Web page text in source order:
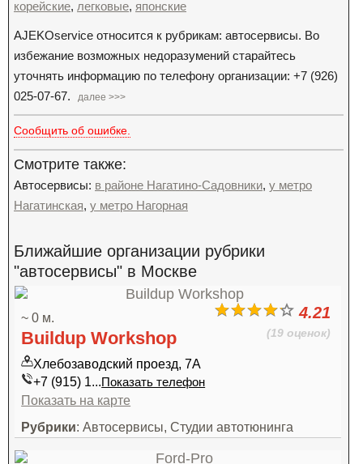
корейские, легковые, японские
AJEKOservice относится к рубрикам: автосервисы. Во
избежание возможных недоразумений старайтесь
уточнять информацию по телефону организации: +7 (926)
025-07-67.
далее >>>
Сообщить об ошибке.
Смотрите также:
Автосервисы: в районе Нагатино-Садовники, у метро
Нагатинская, у метро Нагорная
Ближайшие организации рубрики
"автосервисы" в Москве
4.21
(19 оценок)
~ 0 м.
Buildup Workshop
Хлебозаводский проезд, 7А
+7 (915) 1...Показать телефон
Показать на карте
Рубрики: Автосервисы, Студии автотюнинга